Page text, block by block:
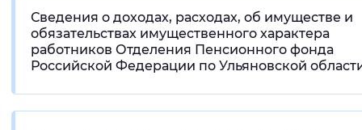
Воспроизвести Остановить
Сведения о доходах, расходах, об имуществе и
обязательствах имущественного характера
работников Отделения Пенсионного фонда
Российской Федерации по Ульяновской